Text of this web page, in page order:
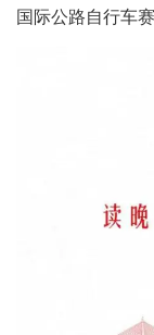
国际公路自行车赛